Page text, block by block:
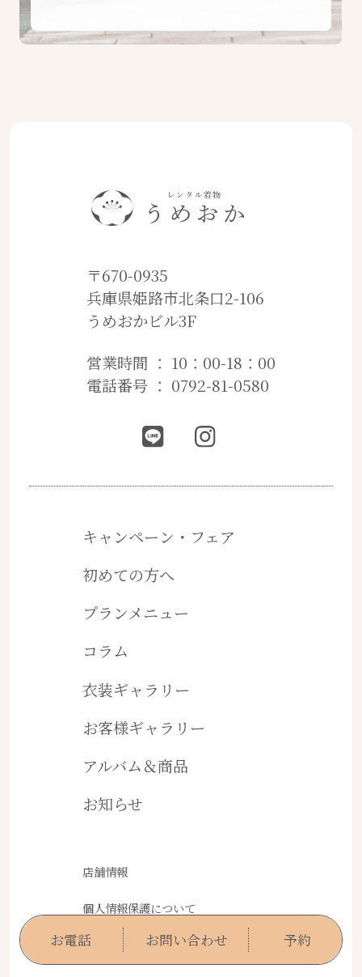
お電話 お問い合わせ 予約
〒670-0935
兵庫県姫路市北条口2-106
うめおかビル3F
営業時間 ： 10：00-18：00
電話番号 ： 0792-81-0580
キャンペーン・フェア
初めての方へ
プランメニュー
コラム
衣装ギャラリー
お客様ギャラリー
アルバム＆商品
お知らせ
店舗情報
個人情報保護について